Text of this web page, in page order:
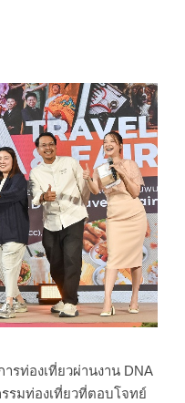
รท่องเที่ยวผ่านงาน DNA
รมท่องเที่ยวที่ตอบโจทย์